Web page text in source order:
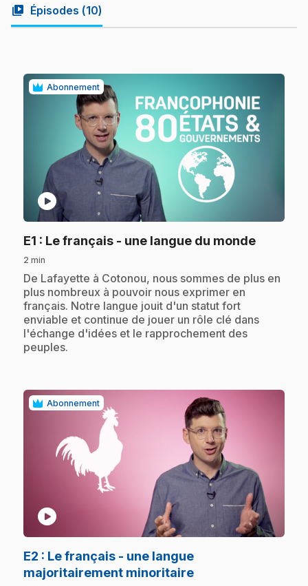
video_library Épisodes (10)
Abonnement
play_circle
E1 : Le français - une langue du monde.
2 min
.De Lafayette à Cotonou, nous sommes de plus en
plus nombreux à pouvoir nous exprimer en
français. Notre langue jouit d'un statut fort
enviable et continue de jouer un rôle clé dans
l'échange d'idées et le rapprochement des
peuples.
Abonnement
play_circle
E2 : Le français - une langue
majoritairement minoritaire.